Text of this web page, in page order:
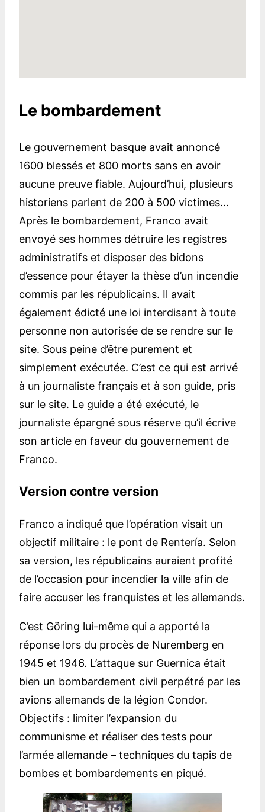
Le bombardement
Le gouvernement basque avait annoncé
1600 blessés et 800 morts sans en avoir
aucune preuve fiable. Aujourd’hui, plusieurs
historiens parlent de 200 à 500 victimes…
Après le bombardement, Franco avait
envoyé ses hommes détruire les registres
administratifs et disposer des bidons
d’essence pour étayer la thèse d’un incendie
commis par les républicains. Il avait
également édicté une loi interdisant à toute
personne non autorisée de se rendre sur le
site. Sous peine d’être purement et
simplement exécutée. C’est ce qui est arrivé
à un journaliste français et à son guide, pris
sur le site. Le guide a été exécuté, le
journaliste épargné sous réserve qu’il écrive
son article en faveur du gouvernement de
Franco.
Version contre version
Franco a indiqué que l’opération visait un
objectif militaire : le pont de Rentería. Selon
sa version, les républicains auraient profité
de l’occasion pour incendier la ville afin de
faire accuser les franquistes et les allemands.
C’est Göring lui-même qui a apporté la
réponse lors du procès de Nuremberg en
1945 et 1946. L’attaque sur Guernica était
bien un bombardement civil perpétré par les
avions allemands de la légion Condor.
Objectifs : limiter l’expansion du
communisme et réaliser des tests pour
l’armée allemande – techniques du tapis de
bombes et bombardements en piqué.